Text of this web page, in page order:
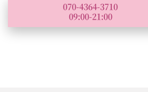
070-4364-3710
09:00-21:00